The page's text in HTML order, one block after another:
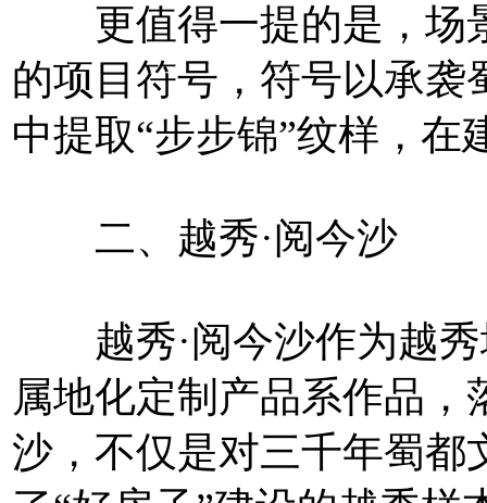
更值得一提的是，场
的项目符号，符号以承袭
中提取“步步锦”纹样，
二、越秀·阅今沙
越秀·阅今沙作为越秀
属地化定制产品系作品，
沙，不仅是对三千年蜀都